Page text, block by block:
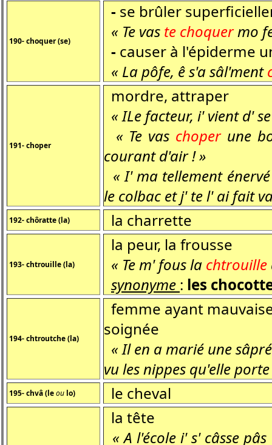
190- choquer (se)
- se brûler
« Te vas te choquermo
- causer à l'épiderme
« La pôfe, ê s'a sâl'ment
191- choper
mordre, attraper
« ILe facteur, i' vient d'
« Te vas choperune
courant d'air ! »
« I' ma tellement
le colbac et j' te l' ai fait
192- chôratte (la) la charrette
193- chtrouille (la)
la peur, la frousse
« Te m' fous la chtrouille
synonyme : les
194- chtroutche (la)
femme ayant
soignée
« Il en a marié une
vu les nippes qu'elle
195- chvâ (leou lo)
le cheval
la tête
« A l'école i' s' câsse